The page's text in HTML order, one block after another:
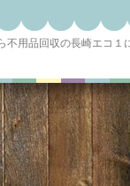
品回収の長崎エコ１